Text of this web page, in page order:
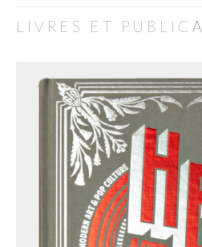
LIVRES ET